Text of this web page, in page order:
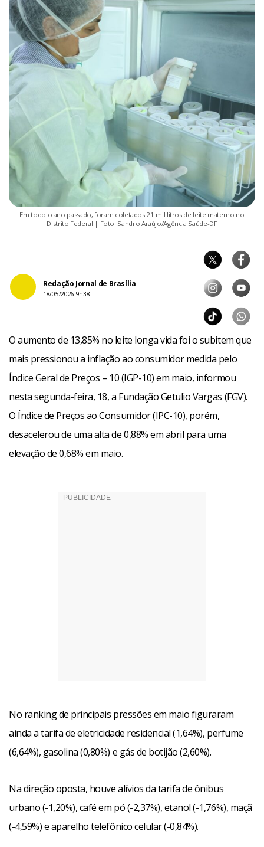
Em todo o ano passado, foram coletados 21 mil litros de leite materno no
Distrito Federal | Foto: Sandro Araújo/Agência Saúde-DF
Redação Jornal de Brasília
18/05/2026 9h38
O aumento de 13,85% no leite longa vida foi o subitem que
mais pressionou a inflação ao consumidor medida pelo
Índice Geral de Preços – 10 (IGP-10) em maio, informou
nesta segunda-feira, 18, a Fundação Getulio Vargas (FGV).
O Índice de Preços ao Consumidor (IPC-10), porém,
desacelerou de uma alta de 0,88% em abril para uma
elevação de 0,68% em maio.
No ranking de principais pressões em maio figuraram
ainda a tarifa de eletricidade residencial (1,64%), perfume
(6,64%), gasolina (0,80%) e gás de botijão (2,60%).
Na direção oposta, houve alívios da tarifa de ônibus
urbano (-1,20%), café em pó (-2,37%), etanol (-1,76%), maçã
(-4,59%) e aparelho telefônico celular (-0,84%).